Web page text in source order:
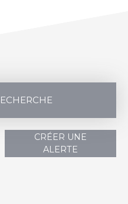
CRÉER UNE
ALERTE